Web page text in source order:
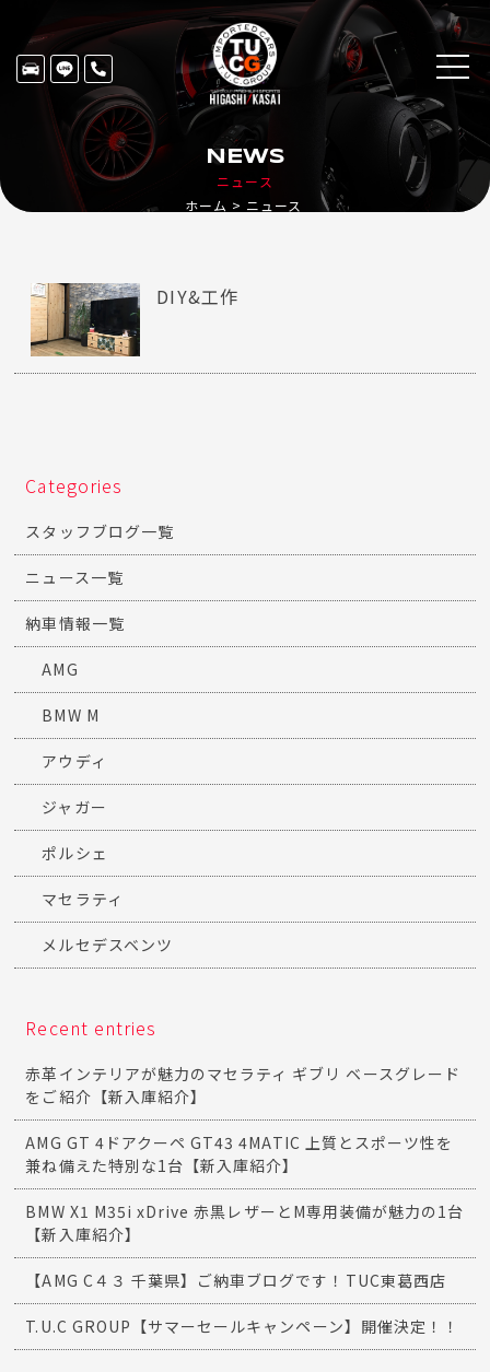
ニュース
NEWS
ホーム ニュース
DIY&工作
Categories
スタッフブログ一覧
ニュース一覧
納車情報一覧
AMG
BMW M
アウディ
ジャガー
ポルシェ
マセラティ
メルセデスベンツ
Recent entries
赤革インテリアが魅力のマセラティ ギブリ ベースグレード
をご紹介【新入庫紹介】
AMG GT 4ドアクーペ GT43 4MATIC 上質とスポーツ性を
兼ね備えた特別な1台【新入庫紹介】
BMW X1 M35i xDrive 赤黒レザーとM専用装備が魅力の1台
【新入庫紹介】
【AMG C４３ 千葉県】ご納車ブログです！TUC東葛西店
T.U.C GROUP【サマーセールキャンペーン】開催決定！！